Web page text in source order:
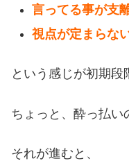
言ってる事が支
視点が定まらな
という感じが初期段
ちょっと、酔っ払い
それが進むと、